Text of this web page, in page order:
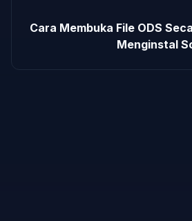
Cara Membuka File ODS
Menginstal